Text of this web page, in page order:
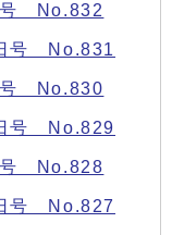
号 No.832
号 No.831
号 No.830
号 No.829
号 No.828
号 No.827